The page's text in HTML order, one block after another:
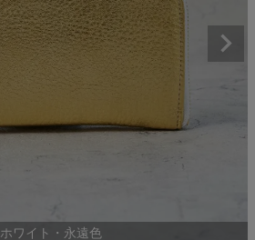
ホワイト・永遠色